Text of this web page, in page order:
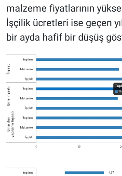
malzeme fiyatlarının
İşçilik ücretleri ise geçen
bir ayda hafif bir düşüş